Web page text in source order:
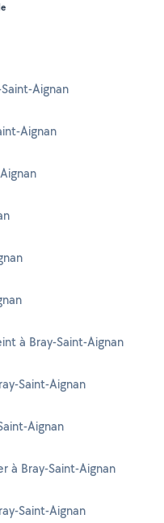
Aignan
Aignan
à Bray-Saint-Aignan
Saint-Aignan
Aignan
à Bray-Saint-Aignan
Saint-Aignan